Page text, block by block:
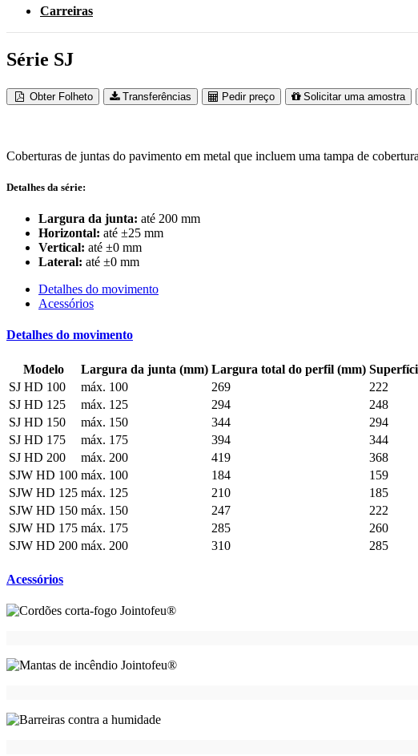
Carreiras
Série SJ
Obter Folheto Transferências Pedir preço Solicitar uma amostra
Coberturas de juntas do pavimento em metal que incluem uma tampa de
Detalhes da série:
Largura da junta: até 200 mm
Horizontal: até ±25 mm
Vertical: até ±0 mm
Lateral: até ±0 mm
Detalhes do movimento
Acessórios
Detalhes do movimento
Modelo Largura da junta (mm) Largura total do perfil (mm)
SJ HD 100
máx. 100 269 222
SJ HD 125
máx. 125 294 248
SJ HD 150
máx. 150 344 294
SJ HD 175
máx. 175 394 344
SJ HD 200
máx. 200 419 368
SJW HD 100 máx. 100 184 159
SJW HD 125 máx. 125 210 185
SJW HD 150 máx. 150 247 222
SJW HD 175 máx. 175 285 260
SJW HD 200 máx. 200 310 285
Acessórios